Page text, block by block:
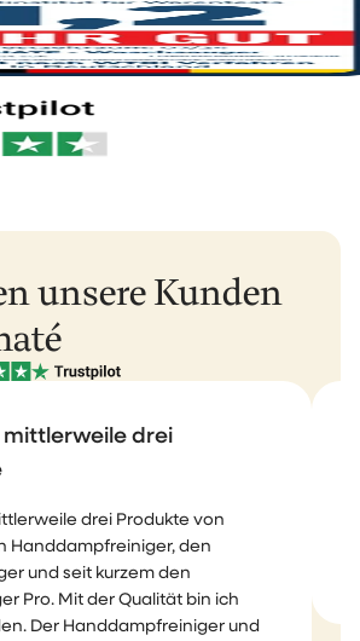
von 2 Jahren etwas kaputt geht?
sofort darum. Ohne Aufwand. So,
Unsere Rückgaberichtlinie ansehen
Bestellung innerhalb von 30 Tagen
überunser Rückgabeportal
1–2 Werktage
1–2 Werktage
unsere Kunden
mittlerweile drei
drei Produkte von
Handdampfreiniger, den
und seit kurzem den
Pro. Mit der Qualität bin ich
Der Handdampfreiniger und